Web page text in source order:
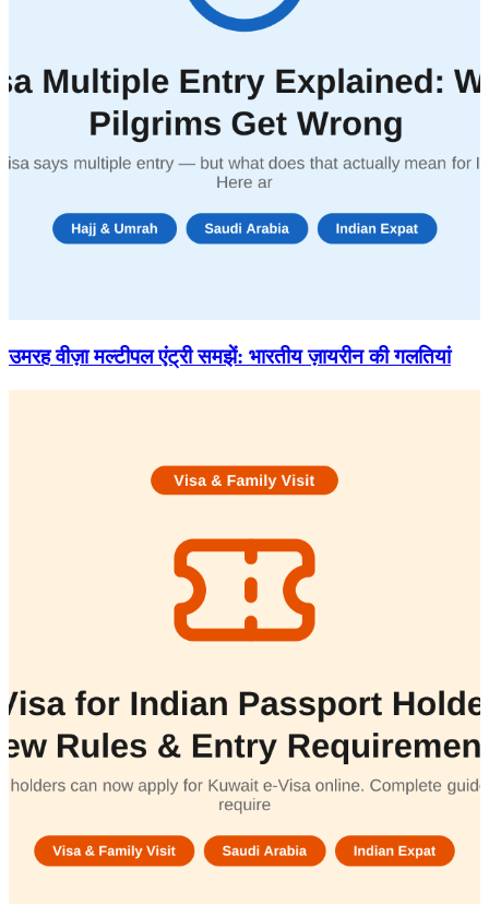
उमरह वीज़ा मल्टीपल एंट्री समझें: भारतीय ज़ायरीन की गलतियां